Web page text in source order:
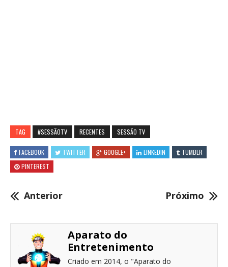
TAG #SESSÃOTV RECENTES SESSÃO TV
FACEBOOK TWITTER GOOGLE+ LINKEDIN
TUMBLR
PINTEREST
Anterior Próximo
Aparato do
Entretenimento
Criado em 2014, o "Aparato do